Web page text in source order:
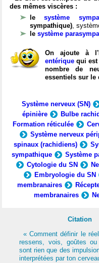
des mêmes viscères :
lesystème
sympathique),
le système
On ajoute à
entérique qui est
nombre de
essentiels sur le
Système nerveux (SN)
épinière
Bulbe
Formation réticulée
Système nerveux
spinaux (rachidiens)
sympathique
Système
Cytologie du SN
Embryologie du SN
membranaires
membranaires
Citation
« Comment définir le
ressens, vois, goûtes
sont rien que des
interprétées par ton